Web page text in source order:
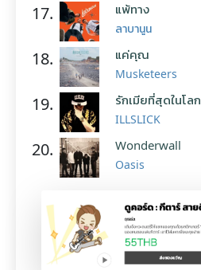
17. แพ้ทาง
ลาบานูน
18. แค่คุณ
Musketeers
19. รักเมียที่สุดในโลก
ILLSLICK
20. Wonderwall
Oasis